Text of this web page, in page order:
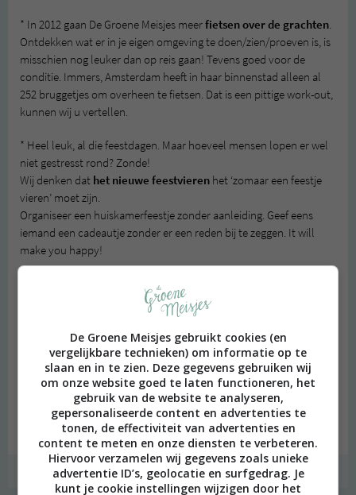
* In 2012 gaan De Groene Meisjes meerfietsen over de grachten.
Ontdekken wat er in je eigen omgeving te doen/zien/proeven is, is
misschien nog leuker dan op reis gaan! Tevens goed voor de
conditie. Immers, Amsterdam heeft in haar binnenstad alleen al
252 bruggetjes om overheen te fietsen. Dat is een pittige work-out,
kunnen wij u vertellen.
* Heel leuk, al die feestdagen. Maar hoeveel mensen lopen er wel
niet gestresst rond? Zonde!
Wij denken dat het nieuwe feestvieren het ‘zomaar een feestje
vieren’ moet zijn.
Organiseer een huiskamerfeestje zonder aanleiding. Geef eens
iemand een cadeautje zonder er een reden bij te zeggen. It will
make you happy!
En natuurlijk, in 2012 willen wij een heleboel nieuwe producten
testen, bij restaurantjes eten, winkels ontdekken, steden voor de
eerste keer bezoeken en daar vervolgens over schrijven voor
degroenemeisjes.nl. Wij hebben bloginspiratie te over en we
hopen dat jullie het leuk vinden dit allemaal te gaan lezen.
We hopen dat iedereen een geweldig, groen(!), gezond, bruisend
en verantwoord 2012 zal hebben!
De Groene Meisjes hebben er in ieder geval heel veel zin in.
GROEN DENKEN,GROEN LEVEN|2012 ,GROEN, VEGAN,VOORNEMENS
ALLE 15 REACTIES BEKIJKEN
De Groene Meisjes gebruikt cookies (en
vergelijkbare technieken) om informatie op te
slaan en in te zien. Deze gegevens gebruiken wij
om onze website goed te laten functioneren, het
gebruik van de website te analyseren,
gepersonaliseerde content en advertenties te
tonen, de effectiviteit van advertenties en
content te meten en onze diensten te verbeteren.
Hiervoor verzamelen wij gegevens zoals unieke
advertentie ID’s, geolocatie en surfgedrag. Je
kunt je cookie instellingen wijzigen door het